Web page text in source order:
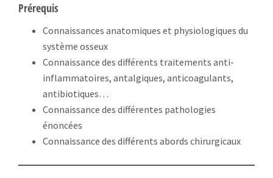
Prérequis
Connaissances anatomiques et physiologiques du
système osseux
Connaissance des différents traitements anti-
inflammatoires, antalgiques, anticoagulants,
antibiotiques…
Connaissance des différentes pathologies
énoncées
Connaissance des différents abords chirurgicaux